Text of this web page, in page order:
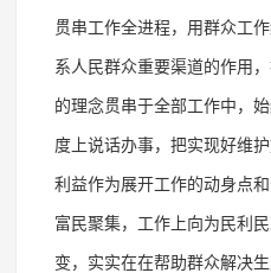
贯串工作全进程，用群众工
系人民群众重要渠道的作用
的理念贯串于全部工作中，
度上说话办事，把实现好维
利益作为展开工作的动身点
富民聚集，工作上向为民利
变，实实在在帮助群众解决